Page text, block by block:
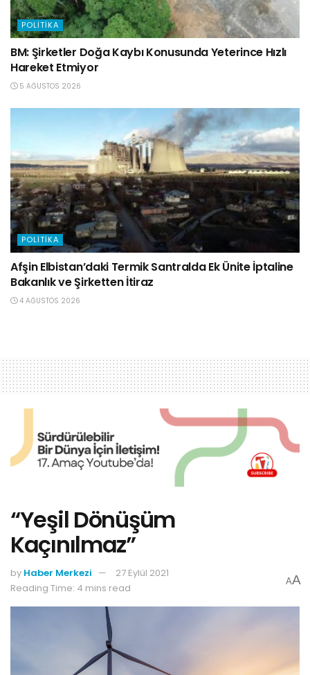
POLITIKA
BM: Şirketler Doğa Kaybı Konusunda Yeterince Hızlı
Hareket Etmiyor
5 AĞUSTOS 2026
POLITIKA
Afşin Elbistan’daki Termik Santralda Ek Ünite İptaline
Bakanlık ve Şirketten İtiraz
4 AĞUSTOS 2026
“Yeşil Dönüşüm
Kaçınılmaz”
by Haber Merkezi
27 Eylül 2021
Reading Time: 4 mins read
AA